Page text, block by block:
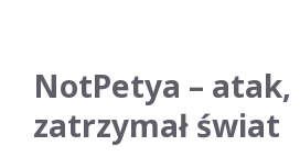
NotPetya –
zatrzymał świat